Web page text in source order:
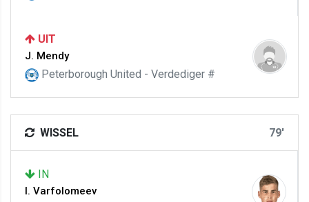
UIT
J. Mendy
Peterborough United - Verdediger #
WISSEL 79'
IN
I. Varfolomeev